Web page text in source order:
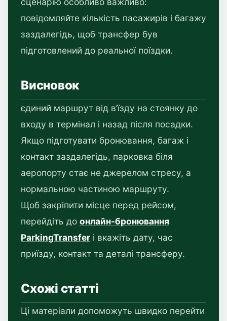
повідомляйте кількість пасажирів і багажу
заздалегідь, щоб трансфер був
підготовлений до реальної поїздки.
Висновок
єдиний маршрут від в’їзду на стоянку до
входу в термінал і назад після посадки.
Якщо підготувати бронювання, багаж і
контакт заздалегідь, парковка біля
аеропорту стає не джерелом стресу, а
нормальною частиною маршруту.
Щоб закріпити місце перед рейсом,
перейдіть до онлайн-бронювання
ParkingTransfer і вкажіть дату, час
приїзду, контакт та деталі трансферу.
Схожі статті
Ці матеріали допоможуть швидко перейти